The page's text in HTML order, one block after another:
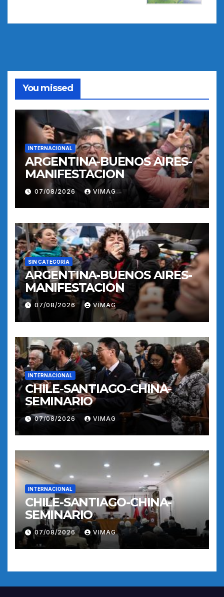
You missed
INTERNACIONAL
ARGENTINA-BUENOS AIRES-
MANIFESTACION
07/08/2026 VIMAG
SIN CATEGORÍA
ARGENTINA-BUENOS AIRES-
MANIFESTACION
07/08/2026 VIMAG
INTERNACIONAL
CHILE-SANTIAGO-CHINA-
SEMINARIO
07/08/2026 VIMAG
INTERNACIONAL
CHILE-SANTIAGO-CHINA-
SEMINARIO
07/08/2026 VIMAG